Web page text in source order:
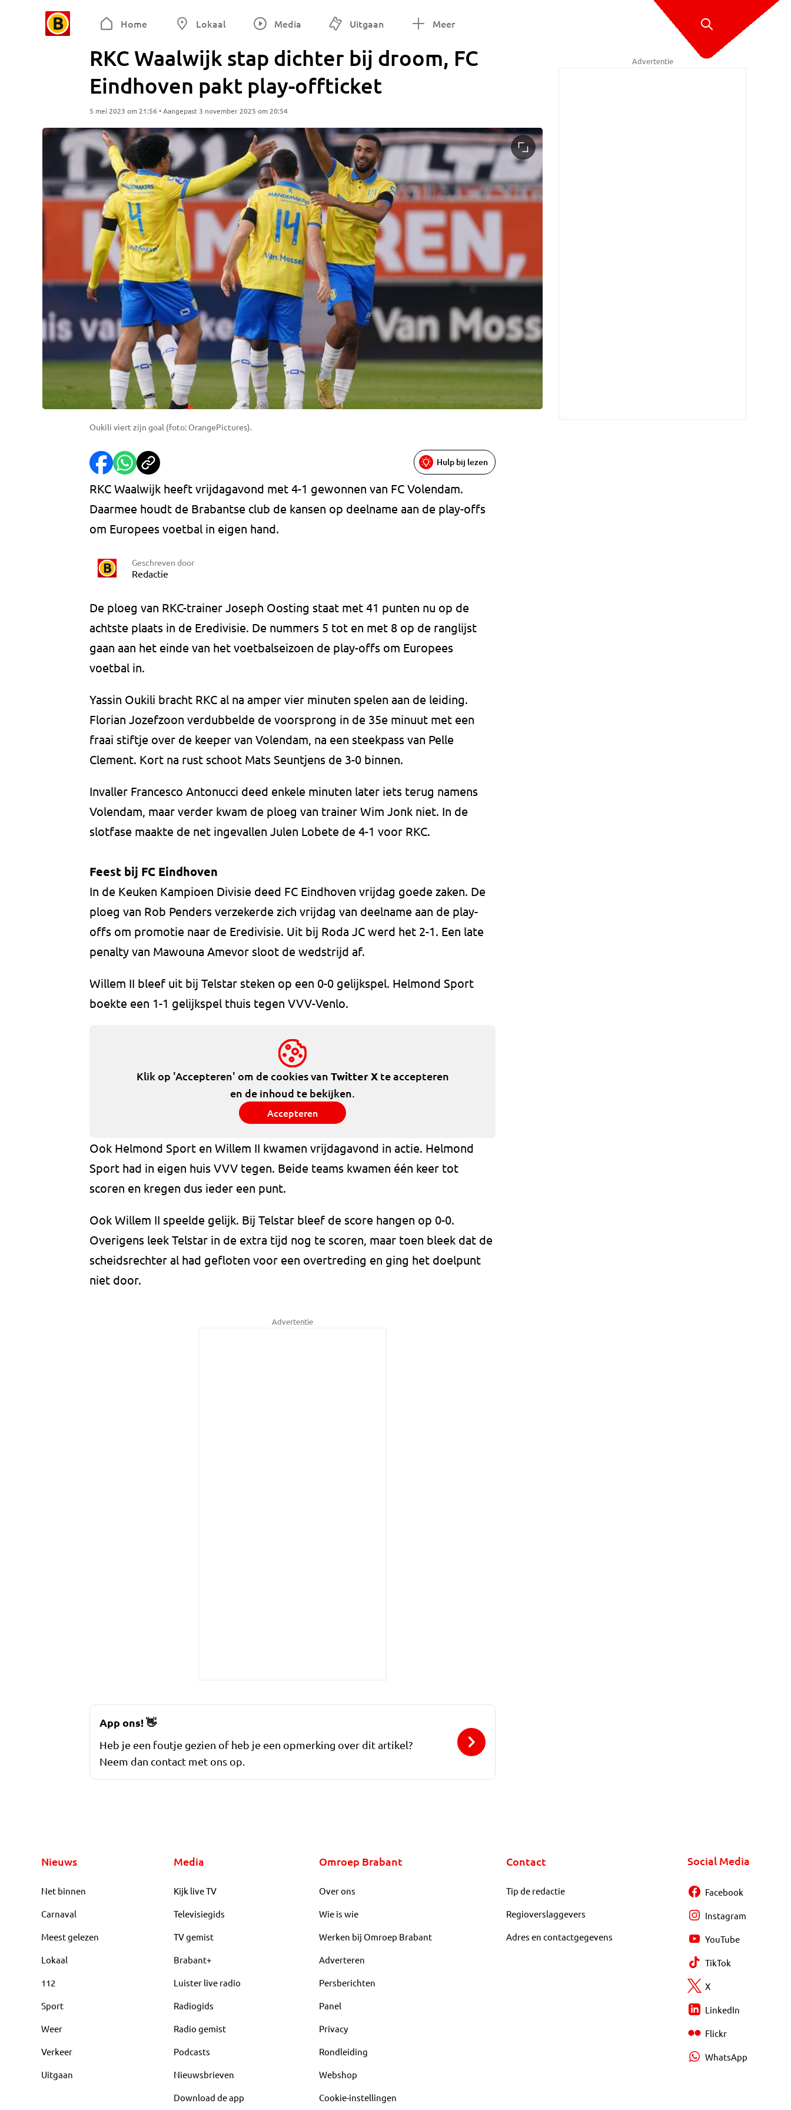
Home Lokaal Media Uitgaan Meer
RKC Waalwijk stap dichter bij droom, FC
Eindhoven pakt play-offticket
5 mei 2023 om 21:56 • Aangepast 3 november 2025 om 20:54
Oukili viert zijn goal (foto: OrangePictures).
Hulp bij lezen
RKC Waalwijk heeft vrijdagavond met 4-1 gewonnen van FC Volendam.
Daarmee houdt de Brabantse club de kansen op deelname aan de play-offs
om Europees voetbal in eigen hand.
Geschreven door
Redactie
De ploeg van RKC-trainer Joseph Oosting staat met 41 punten nu op de
achtste plaats in de Eredivisie. De nummers 5 tot en met 8 op de ranglijst
gaan aan het einde van het voetbalseizoen de play-offs om Europees
voetbal in.
Yassin Oukili bracht RKC al na amper vier minuten spelen aan de leiding.
Florian Jozefzoon verdubbelde de voorsprong in de 35e minuut met een
fraai stiftje over de keeper van Volendam, na een steekpass van Pelle
Clement. Kort na rust schoot Mats Seuntjens de 3-0 binnen.
Invaller Francesco Antonucci deed enkele minuten later iets terug namens
Volendam, maar verder kwam de ploeg van trainer Wim Jonk niet. In de
slotfase maakte de net ingevallen Julen Lobete de 4-1 voor RKC.
Feest bij FC Eindhoven
In de Keuken Kampioen Divisie deed FC Eindhoven vrijdag goede zaken. De
ploeg van Rob Penders verzekerde zich vrijdag van deelname aan de play-
offs om promotie naar de Eredivisie. Uit bij Roda JC werd het 2-1. Een late
penalty van Mawouna Amevor sloot de wedstrijd af.
Willem II bleef uit bij Telstar steken op een 0-0 gelijkspel. Helmond Sport
boekte een 1-1 gelijkspel thuis tegen VVV-Venlo.
Klik op 'Accepteren' om de cookies van Twitter Xte accepteren
en de inhoud te bekijken.
Accepteren
Ook Helmond Sport en Willem II kwamen vrijdagavond in actie. Helmond
Sport had in eigen huis VVV tegen. Beide teams kwamen één keer tot
scoren en kregen dus ieder een punt.
Ook Willem II speelde gelijk. Bij Telstar bleef de score hangen op 0-0.
Overigens leek Telstar in de extra tijd nog te scoren, maar toen bleek dat de
scheidsrechter al had gefloten voor een overtreding en ging het doelpunt
niet door.
Advertentie
Advertentie
App ons!👋
Heb je een foutje gezien of heb je een opmerking over dit artikel?
Neem dan contact met ons op.
Nieuws
Net binnen
Carnaval
Meest gelezen
Lokaal
112
Sport
Weer
Verkeer
Uitgaan
Media
Kijk live TV
Televisiegids
TV gemist
Brabant+
Luister live radio
Radiogids
Radio gemist
Podcasts
Nieuwsbrieven
Download de app
Omroep Brabant
Over ons
Wie is wie
Werken bij Omroep Brabant
Adverteren
Persberichten
Panel
Privacy
Rondleiding
Webshop
Cookie-instellingen
Contact
Tip de redactie
Regioverslaggevers
Adres en contactgegevens
Social Media
Facebook
Instagram
YouTube
TikTok
X
LinkedIn
Flickr
WhatsApp